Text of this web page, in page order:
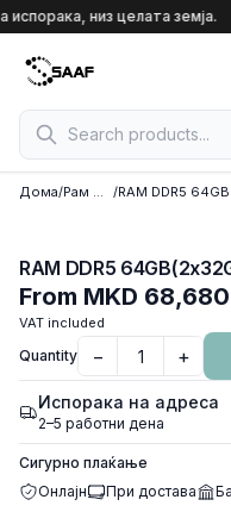
Skip to content
испорака, низ целата земја.
Дома/ Рам меморија /
From MKD
VAT included
Quantity − +
Испорака на адреса
2–5 работни дена
Сигурно плаќање
Онлајн
При достава